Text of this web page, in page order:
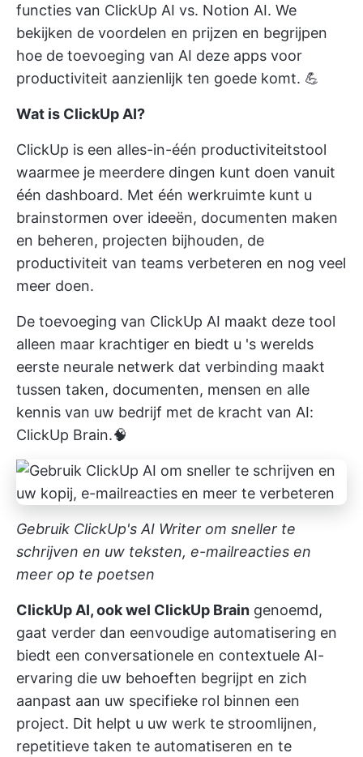
functies van ClickUp AI vs. Notion AI. We
bekijken de voordelen en prijzen en begrijpen
hoe de toevoeging van AI deze apps voor
productiviteit aanzienlijk ten goede komt. 💪
Wat is ClickUp AI?
ClickUp is een alles-in-één productiviteitstool
waarmee je meerdere dingen kunt doen vanuit
één dashboard. Met één werkruimte kunt u
brainstormen over ideeën, documenten maken
en beheren, projecten bijhouden, de
productiviteit van teams verbeteren en nog veel
meer doen.
De toevoeging van ClickUp AI maakt deze tool
alleen maar krachtiger en biedt u 's werelds
eerste neurale netwerk dat verbinding maakt
tussen taken, documenten, mensen en alle
kennis van uw bedrijf met de kracht van AI:
ClickUp Brain.🧠
Gebruik ClickUp's AI Writer om sneller te
schrijven en uw teksten, e-mailreacties en
meer op te poetsen
ClickUp AI, ook wel ClickUp Brain genoemd,
gaat verder dan eenvoudige automatisering en
biedt een conversationele en contextuele AI-
ervaring die uw behoeften begrijpt en zich
aanpast aan uw specifieke rol binnen een
project. Dit helpt u uw werk te stroomlijnen,
repetitieve taken te automatiseren en te